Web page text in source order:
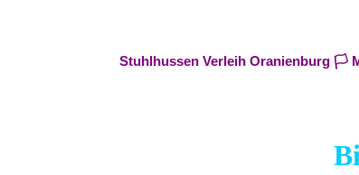
Stuhlhussen Verleih Oranienburg 🏳️